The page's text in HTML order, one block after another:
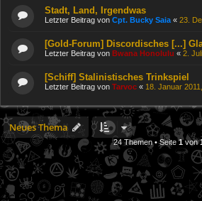
Stadt, Land, Irgendwas
Letzter Beitrag von Cpt. Bucky Saia « 23.
[Gold-Forum] Discordisches [...]
Letzter Beitrag von Bwana Honolulu « 2.
[Schiff] Stalinistisches Trinkspiel
Letzter Beitrag von Tarvoc « 18. Januar
Neues Thema
24 Themen • Seite1von